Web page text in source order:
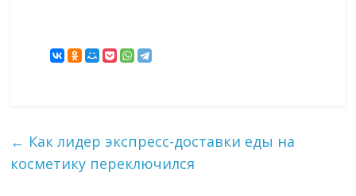
← Как лидер экспресс-доставки еды на
косметику переключился